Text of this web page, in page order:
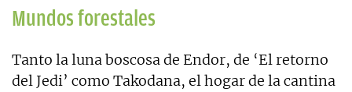
Mundos forestales
Tanto la luna boscosa de Endor, de ‘El retorno
del Jedi’ como Takodana, el hogar de la cantina